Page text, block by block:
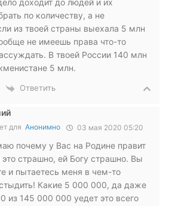
доходит до людей и их
по количеству, а не
из твоей страны выехала 5 млн
не имеешь права что-то
В твоей России 140 млн
5 млн.
Ответить
для Анонимно 03 мая 2020 05:20
почему у Вас на Родине правит
это страшно, ей Богу страшно. Вы
и пытаетесь меня в чем-то
Какие 5 000 000, да даже
из 145 000 000 уедет это всего